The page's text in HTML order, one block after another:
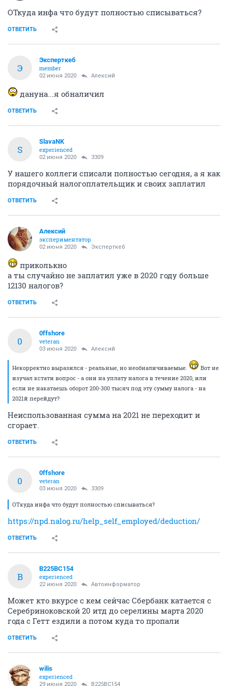
ОТкуда инфа что будут полностью списываться?
ОТВЕТИТЬ
Э
Эксперткеб
member
02 июня 2020 Алексий
дануна...я обналичил
ОТВЕТИТЬ
S
SlavaNK
experienced
02 июня 2020 3309
У нашего коллеги списали полностью сегодня, а я как
порядочный налогоплательщик и своих заплатил
ОТВЕТИТЬ
Алексий
экспериментатор
02 июня 2020 Эксперткеб
приколькно
а ты случайно не заплатил уже в 2020 году больше
12130 налогов?
ОТВЕТИТЬ
0
0ffshore
veteran
03 июня 2020 Алексий
Некорректно выразился - реальные, но необналичиваемые.
Вот не
изучал кстати вопрос - а они на уплату налога в течение 2020, или
если не накатаешь оборот 200-300 тысяч под эту сумму налога - на
2021й перейдут?
Неиспользованная сумма на 2021 не переходит и
сгорает.
ОТВЕТИТЬ
0
0ffshore
veteran
03 июня 2020 3309
ОТкуда инфа что будут полностью списываться?
https://npd.nalog.ru/help_self_employed/deduction/
ОТВЕТИТЬ
В
В225ВС154
experienced
22 июня 2020 Автоинформатор
Может кто вкурсе с кем сейчас Сбербанк катается с
Серебриноковской 20 итд до серелины марта 2020
года с Гетт ездили а потом куда то пропали
ОТВЕТИТЬ
wilis
experienced
29 июня 2020 В225ВС154